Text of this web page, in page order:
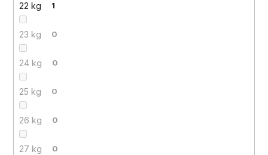
22 kg 1
23 kg 0
24 kg 0
25 kg 0
26 kg 0
27 kg 0